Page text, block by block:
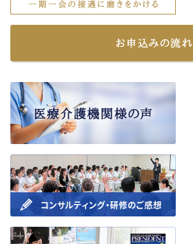
お申込みの流れ